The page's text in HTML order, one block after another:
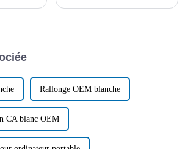
a été
Rallonge OEM blanche
CA blanc OEM